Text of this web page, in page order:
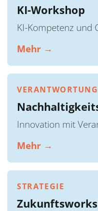
KI-Workshop
KI-Kompetenz und
Mehr →
VERANTWORTUNG
Innovation mit
Mehr →
STRATEGIE